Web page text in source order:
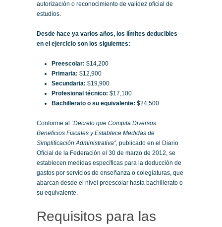
autorización o reconocimiento de validez oficial de
estudios.
Desde hace ya varios años, los límites deducibles
en el ejercicio son los siguientes:
Preescolar: $14,200
Primaria: $12,900
Secundaria: $19,900
Profesional técnico: $17,100
Bachillerato o su equivalente: $24,500
Conforme al “Decreto que Compila Diversos
Beneficios Fiscales y Establece Medidas de
Simplificación Administrativa”, publicado en el Diario
Oficial de la Federación el 30 de marzo de 2012, se
establecen medidas específicas para la deducción de
gastos por servicios de enseñanza o colegiaturas, que
abarcan desde el nivel preescolar hasta bachillerato o
su equivalente.
Requisitos para las